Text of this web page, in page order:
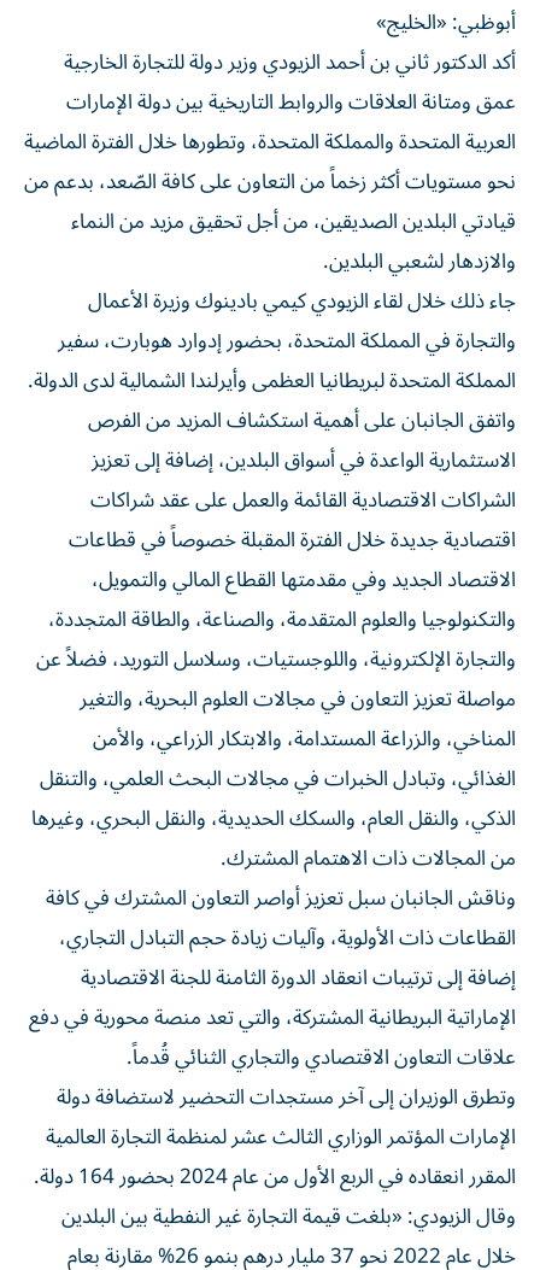
أبوظبي: «الخليج»
أكد الدكتور ثاني بن أحمد الزيودي وزير دولة للتجارة الخارجية
عمق ومتانة العلاقات والروابط التاريخية بين دولة الإمارات
العربية المتحدة والمملكة المتحدة، وتطورها خلال الفترة الماضية
نحو مستويات أكثر زخماً من التعاون على كافة الصّعد، بدعم من
قيادتي البلدين الصديقين، من أجل تحقيق مزيد من النماء
والازدهار لشعبي البلدين.
جاء ذلك خلال لقاء الزيودي كيمي بادينوك وزيرة الأعمال
والتجارة في المملكة المتحدة، بحضور إدوارد هوبارت، سفير
المملكة المتحدة لبريطانيا العظمى وأيرلندا الشمالية لدى الدولة.
واتفق الجانبان على أهمية استكشاف المزيد من الفرص
الاستثمارية الواعدة في أسواق البلدين، إضافة إلى تعزيز
الشراكات الاقتصادية القائمة والعمل على عقد شراكات
اقتصادية جديدة خلال الفترة المقبلة خصوصاً في قطاعات
الاقتصاد الجديد وفي مقدمتها القطاع المالي والتمويل،
والتكنولوجيا والعلوم المتقدمة، والصناعة، والطاقة المتجددة،
والتجارة الإلكترونية، واللوجستيات، وسلاسل التوريد، فضلاً عن
مواصلة تعزيز التعاون في مجالات العلوم البحرية، والتغير
المناخي، والزراعة المستدامة، والابتكار الزراعي، والأمن
الغذائي، وتبادل الخبرات في مجالات البحث العلمي، والتنقل
الذكي، والنقل العام، والسكك الحديدية، والنقل البحري، وغيرها
من المجالات ذات الاهتمام المشترك.
وناقش الجانبان سبل تعزيز أواصر التعاون المشترك في كافة
القطاعات ذات الأولوية، وآليات زيادة حجم التبادل التجاري،
إضافة إلى ترتيبات انعقاد الدورة الثامنة للجنة الاقتصادية
الإماراتية البريطانية المشتركة، والتي تعد منصة محورية في دفع
علاقات التعاون الاقتصادي والتجاري الثنائي قُدماً.
وتطرق الوزيران إلى آخر مستجدات التحضير لاستضافة دولة
الإمارات المؤتمر الوزاري الثالث عشر لمنظمة التجارة العالمية
المقرر انعقاده في الربع الأول من عام 2024 بحضور 164 دولة.
وقال الزيودي: «بلغت قيمة التجارة غير النفطية بين البلدين
خلال عام 2022 نحو 37 مليار درهم بنمو 26% مقارنة بعام